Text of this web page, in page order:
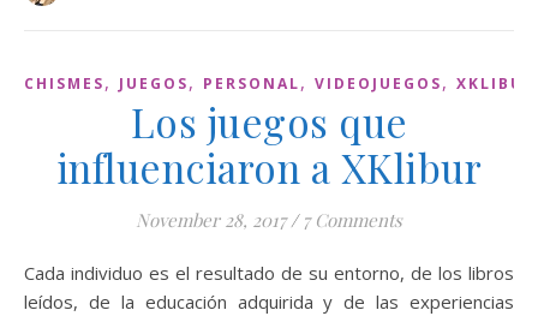
CHISMES, JUEGOS, PERSONAL, VIDEOJUEGOS, XKLIBUR
Los juegos que
influenciaron a XKlibur
November 28, 2017 / 7 Comments
Cada individuo es el resultado de su entorno, de los libros
leídos, de la educación adquirida y de las experiencias